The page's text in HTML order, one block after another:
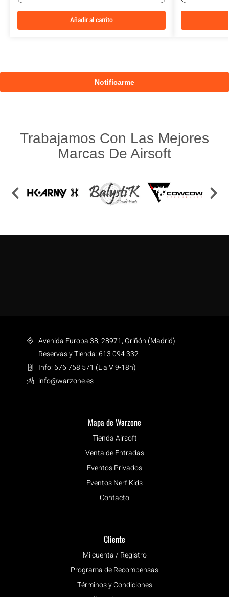
Añadir al carrito
Trabajamos Con Las Mejores
Marcas De Airsoft
Avenida Europa 38, 28971, Griñón (Madrid)
Reservas y Tienda: 613 094 332
Info: 676 758 571 (L a V 9-18h)
info@warzone.es
Mapa de Warzone
Tienda Airsoft
Venta de Entradas
Eventos Privados
Eventos Nerf Kids
Contacto
Cliente
Mi cuenta / Registro
Programa de Recompensas
Términos y Condiciones